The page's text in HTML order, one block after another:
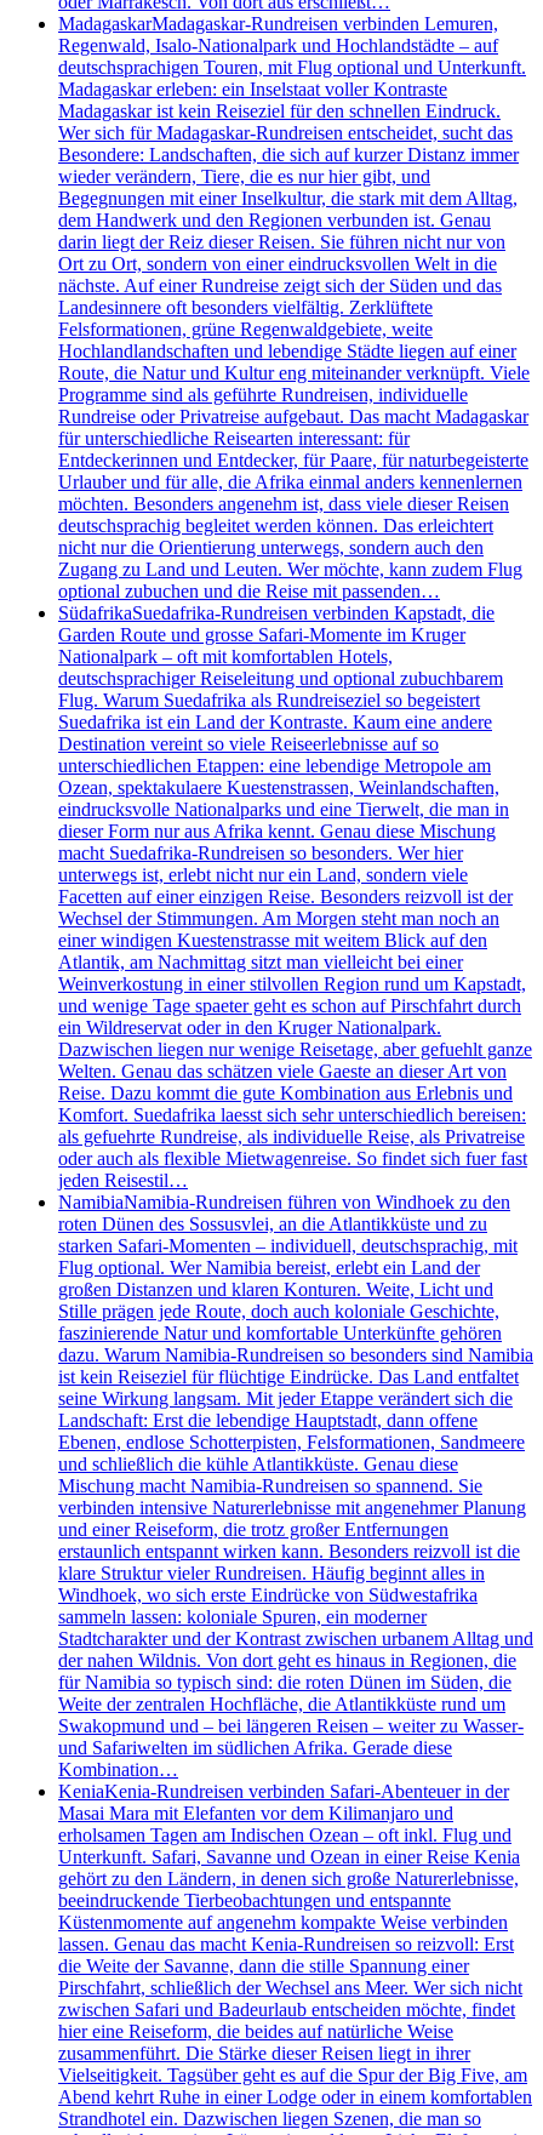
MadagaskarMadagaskar-Rundreisen verbinden Lemuren,
Regenwald, Isalo-Nationalpark und Hochlandstädte – auf
deutschsprachigen Touren, mit Flug optional und Unterkunft.
Madagaskar erleben: ein Inselstaat voller Kontraste
Madagaskar ist kein Reiseziel für den schnellen Eindruck.
Wer sich für Madagaskar-Rundreisen entscheidet, sucht das
Besondere: Landschaften, die sich auf kurzer Distanz immer
wieder verändern, Tiere, die es nur hier gibt, und
Begegnungen mit einer Inselkultur, die stark mit dem Alltag,
dem Handwerk und den Regionen verbunden ist. Genau
darin liegt der Reiz dieser Reisen. Sie führen nicht nur von
Ort zu Ort, sondern von einer eindrucksvollen Welt in die
nächste. Auf einer Rundreise zeigt sich der Süden und das
Landesinnere oft besonders vielfältig. Zerklüftete
Felsformationen, grüne Regenwaldgebiete, weite
Hochlandlandschaften und lebendige Städte liegen auf einer
Route, die Natur und Kultur eng miteinander verknüpft. Viele
Programme sind als geführte Rundreisen, individuelle
Rundreise oder Privatreise aufgebaut. Das macht Madagaskar
für unterschiedliche Reisearten interessant: für
Entdeckerinnen und Entdecker, für Paare, für naturbegeisterte
Urlauber und für alle, die Afrika einmal anders kennenlernen
möchten. Besonders angenehm ist, dass viele dieser Reisen
deutschsprachig begleitet werden können. Das erleichtert
nicht nur die Orientierung unterwegs, sondern auch den
Zugang zu Land und Leuten. Wer möchte, kann zudem Flug
optional zubuchen und die Reise mit passenden…
SüdafrikaSuedafrika-Rundreisen verbinden Kapstadt, die
Garden Route und grosse Safari-Momente im Kruger
Nationalpark – oft mit komfortablen Hotels,
deutschsprachiger Reiseleitung und optional zubuchbarem
Flug. Warum Suedafrika als Rundreiseziel so begeistert
Suedafrika ist ein Land der Kontraste. Kaum eine andere
Destination vereint so viele Reiseerlebnisse auf so
unterschiedlichen Etappen: eine lebendige Metropole am
Ozean, spektakulaere Kuestenstrassen, Weinlandschaften,
eindrucksvolle Nationalparks und eine Tierwelt, die man in
dieser Form nur aus Afrika kennt. Genau diese Mischung
macht Suedafrika-Rundreisen so besonders. Wer hier
unterwegs ist, erlebt nicht nur ein Land, sondern viele
Facetten auf einer einzigen Reise. Besonders reizvoll ist der
Wechsel der Stimmungen. Am Morgen steht man noch an
einer windigen Kuestenstrasse mit weitem Blick auf den
Atlantik, am Nachmittag sitzt man vielleicht bei einer
Weinverkostung in einer stilvollen Region rund um Kapstadt,
und wenige Tage spaeter geht es schon auf Pirschfahrt durch
ein Wildreservat oder in den Kruger Nationalpark.
Dazwischen liegen nur wenige Reisetage, aber gefuehlt ganze
Welten. Genau das schätzen viele Gaeste an dieser Art von
Reise. Dazu kommt die gute Kombination aus Erlebnis und
Komfort. Suedafrika laesst sich sehr unterschiedlich bereisen:
als gefuehrte Rundreise, als individuelle Reise, als Privatreise
oder auch als flexible Mietwagenreise. So findet sich fuer fast
jeden Reisestil…
NamibiaNamibia-Rundreisen führen von Windhoek zu den
roten Dünen des Sossusvlei, an die Atlantikküste und zu
starken Safari-Momenten – individuell, deutschsprachig, mit
Flug optional. Wer Namibia bereist, erlebt ein Land der
großen Distanzen und klaren Konturen. Weite, Licht und
Stille prägen jede Route, doch auch koloniale Geschichte,
faszinierende Natur und komfortable Unterkünfte gehören
dazu. Warum Namibia-Rundreisen so besonders sind Namibia
ist kein Reiseziel für flüchtige Eindrücke. Das Land entfaltet
seine Wirkung langsam. Mit jeder Etappe verändert sich die
Landschaft: Erst die lebendige Hauptstadt, dann offene
Ebenen, endlose Schotterpisten, Felsformationen, Sandmeere
und schließlich die kühle Atlantikküste. Genau diese
Mischung macht Namibia-Rundreisen so spannend. Sie
verbinden intensive Naturerlebnisse mit angenehmer Planung
und einer Reiseform, die trotz großer Entfernungen
erstaunlich entspannt wirken kann. Besonders reizvoll ist die
klare Struktur vieler Rundreisen. Häufig beginnt alles in
Windhoek, wo sich erste Eindrücke von Südwestafrika
sammeln lassen: koloniale Spuren, ein moderner
Stadtcharakter und der Kontrast zwischen urbanem Alltag und
der nahen Wildnis. Von dort geht es hinaus in Regionen, die
für Namibia so typisch sind: die roten Dünen im Süden, die
Weite der zentralen Hochfläche, die Atlantikküste rund um
Swakopmund und – bei längeren Reisen – weiter zu Wasser-
und Safariwelten im südlichen Afrika. Gerade diese
Kombination…
KeniaKenia-Rundreisen verbinden Safari-Abenteuer in der
Masai Mara mit Elefanten vor dem Kilimanjaro und
erholsamen Tagen am Indischen Ozean – oft inkl. Flug und
Unterkunft. Safari, Savanne und Ozean in einer Reise Kenia
gehört zu den Ländern, in denen sich große Naturerlebnisse,
beeindruckende Tierbeobachtungen und entspannte
Küstenmomente auf angenehm kompakte Weise verbinden
lassen. Genau das macht Kenia-Rundreisen so reizvoll: Erst
die Weite der Savanne, dann die stille Spannung einer
Pirschfahrt, schließlich der Wechsel ans Meer. Wer sich nicht
zwischen Safari und Badeurlaub entscheiden möchte, findet
hier eine Reiseform, die beides auf natürliche Weise
zusammenführt. Die Stärke dieser Reisen liegt in ihrer
Vielseitigkeit. Tagsüber geht es auf die Spur der Big Five, am
Abend kehrt Ruhe in einer Lodge oder in einem komfortablen
Strandhotel ein. Dazwischen liegen Szenen, die man so